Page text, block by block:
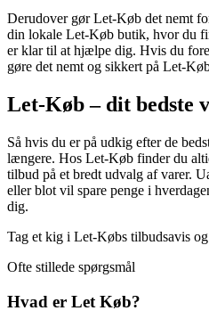
Derudover gør Let-Køb det nemt
din lokale Let-Køb butik, hvor du
er klar til at hjælpe dig. Hvis du
gøre det nemt og sikkert på Let-
Let-Køb – dit bedste
Så hvis du er på udkig efter de
længere. Hos Let-Køb finder du
tilbud på et bredt udvalg af varer.
eller blot vil spare penge i
dig.
Tag et kig i Let-Købs tilbudsavis
Ofte stillede spørgsmål
Hvad er Let Køb?